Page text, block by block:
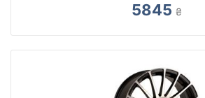
5845 ₴